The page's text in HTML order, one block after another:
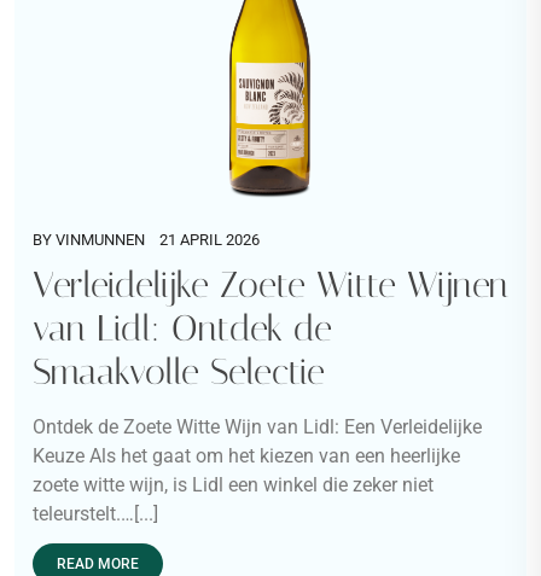
BY VINMUNNEN 21 APRIL 2026
Verleidelijke Zoete Witte Wijnen
van Lidl: Ontdek de
Smaakvolle Selectie
Ontdek de Zoete Witte Wijn van Lidl: Een Verleidelijke
Keuze Als het gaat om het kiezen van een heerlijke
zoete witte wijn, is Lidl een winkel die zeker niet
teleurstelt.…[...]
READ MORE